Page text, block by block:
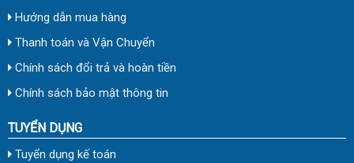
Hướng dẫn mua hàng
Thanh toán và Vận Chuyển
Chính sách đổi trả và hoàn tiền
Chính sách bảo mật thông tin
TUYỂN DỤNG
Tuyển dụng kế toán